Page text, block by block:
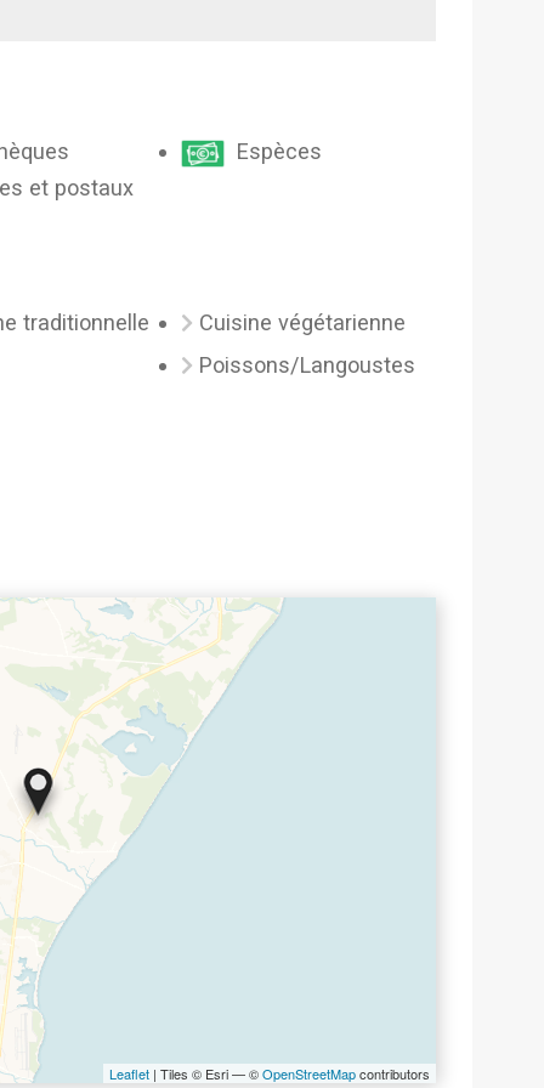
et postaux
Espèces
traditionnelle
Cuisine végétarienne
Poissons/Langoustes
Leaflet | Tiles © Esri — ©OpenStreetMapcontributors